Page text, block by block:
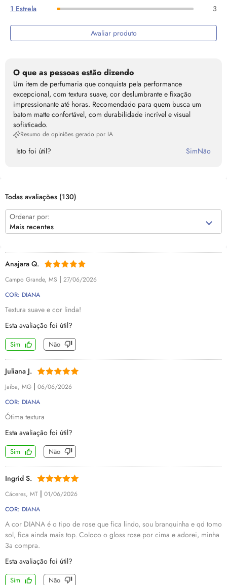
1 Estrela
3
Avaliar produto
O que as pessoas estão dizendo
Um item de perfumaria que conquista pela performance
excepcional, com textura suave, cor deslumbrante e fixação
impressionante até horas. Recomendado para quem busca um
batom matte confortável, com durabilidade incrível e visual
sofisticado.
Resumo de opiniões gerado por IA
Isto foi útil? SimNão
Todas avaliações (130)
Ordenar por:
Mais recentes
Anajara Q.
Campo Grande, MS | 27/06/2026
COR: DIANA
Textura suave e cor linda!
Esta avaliação foi útil?
Sim Não
Juliana J.
Jaíba, MG | 06/06/2026
COR: DIANA
Ótima textura
Esta avaliação foi útil?
Sim Não
Ingrid S.
Cáceres, MT | 01/06/2026
COR: DIANA
A cor DIANA é o tipo de rose que fica lindo, sou branquinha e qd tomo
sol, fica ainda mais top. Coloco o gloss rose por cima e adorei, minha
3a compra.
Esta avaliação foi útil?
Sim Não